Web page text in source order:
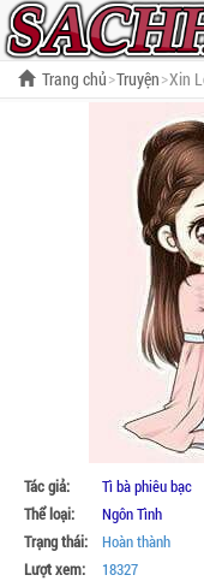
Trang chủ Truyện Xin
Tác giả:
Tì bà phiêu bạc
Thể loại:
Ngôn Tình
Trạng thái:
Hoàn thành
Lượt xem:
18327